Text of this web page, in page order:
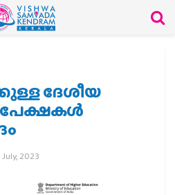
ദേശീയ
July, 2023